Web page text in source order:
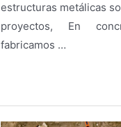
estructuras metálicas
proyectos, En
fabricamos …